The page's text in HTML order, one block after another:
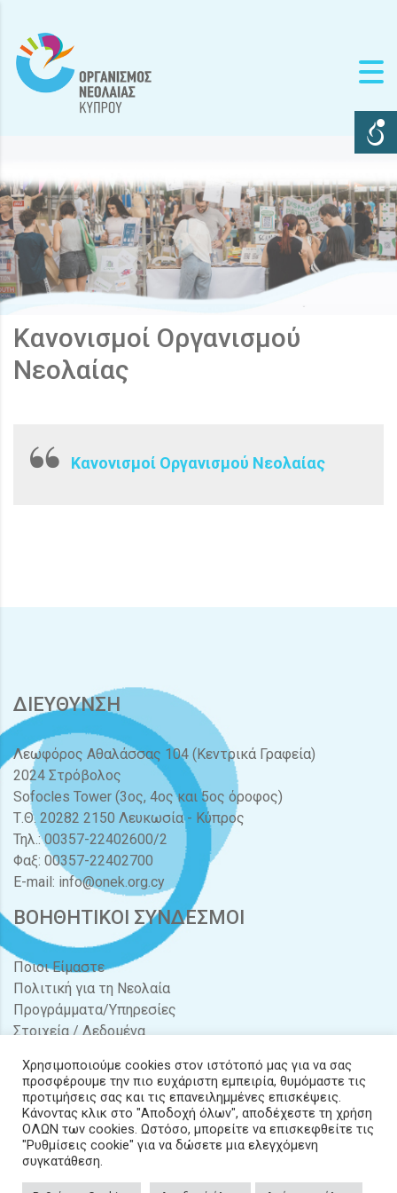
Κανονισμοί Οργανισμού
Νεολαίας
Κανονισμοί Οργανισμού Νεολαίας
ΔΙΕΥΘΥΝΣΗ
Λεωφόρος Αθαλάσσας 104 (Κεντρικά Γραφεία)
2024 Στρόβολος
Sofocles Tower (3ος, 4ος και 5ος όροφος)
Τ.Θ. 20282 2150 Λευκωσία - Κύπρος
Τηλ.: 00357-22402600/2
Φαξ: 00357-22402700
E-mail: info@onek.org.cy
ΒΟΗΘΗΤΙΚΟΙ ΣΥΝΔΕΣΜΟΙ
Ποιοι Είμαστε
Πολιτική για τη Νεολαία
Προγράμματα/Υπηρεσίες
Στοιχεία / Δεδομένα
Νέα & Δράσεις
Έντυπα
Επικοινωνία
Χρησιμοποιούμε cookies στον ιστότοπό μας για να σας
προσφέρουμε την πιο ευχάριστη εμπειρία, θυμόμαστε τις
προτιμήσεις σας και τις επανειλημμένες επισκέψεις.
Κάνοντας κλικ στο "Αποδοχή όλων", αποδέχεστε τη χρήση
ΟΛΩΝ των cookies. Ωστόσο, μπορείτε να επισκεφθείτε τις
"Ρυθμίσεις cookie" για να δώσετε μια ελεγχόμενη
συγκατάθεση.